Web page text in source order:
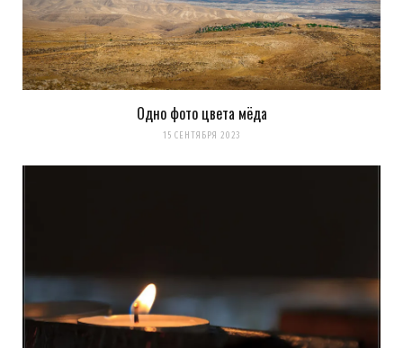
Одно фото цвета мёда
15 СЕНТЯБРЯ 2023